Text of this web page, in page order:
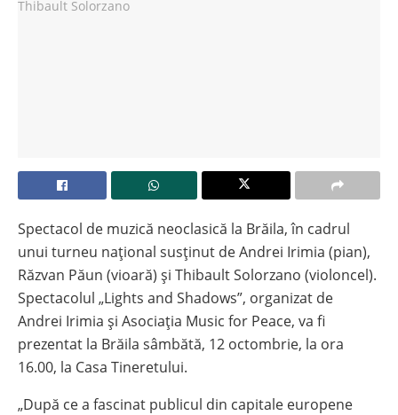
Spectacol de muzică neoclasică la Brăila, în cadrul
unui turneu național susținut de Andrei Irimia (pian),
Răzvan Păun (vioară) și Thibault Solorzano (violoncel).
Spectacolul „Lights and Shadows”, organizat de
Andrei Irimia și Asociația Music for Peace, va fi
prezentat la Brăila sâmbătă, 12 octombrie, la ora
16.00, la Casa Tineretului.
„După ce a fascinat publicul din capitale europene